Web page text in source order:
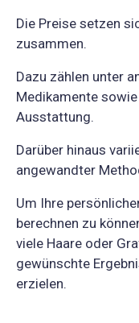
Die Preise setzen
zusammen.
Dazu zählen unter
Medikamente
Ausstattung.
Darüber hinaus
angewandter
Um Ihre
berechnen zu
viele Haare oder
gewünschte
erzielen.